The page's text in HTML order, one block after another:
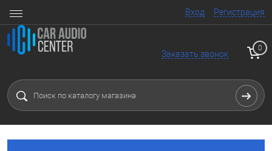
Вход Регистрация
Заказать звонок
0